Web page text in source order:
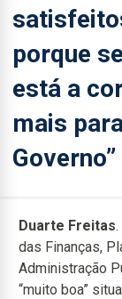
porque
está a
mais
Governo”
Duarte Freitas
das Finanças,
Administração
“muito boa”